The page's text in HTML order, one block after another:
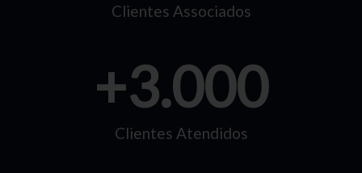
Clientes Associados
Clientes Atendidos
+3.000